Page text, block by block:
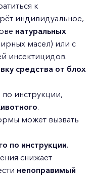
к
индивидуальное,
натуральных
масел) или с
инсектицидов.
средства от блох
инструкции,
.
может вызвать
по инструкции.
снижает
непоправимый